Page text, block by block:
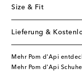
Size & Fit
Lieferung &
Mehr Pom d'Api
Mehr Pom d'Api